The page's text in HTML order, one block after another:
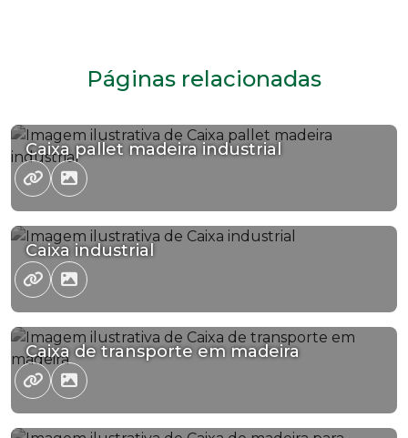
Páginas relacionadas
Caixa pallet madeira industrial
Caixa industrial
Caixa de transporte em madeira